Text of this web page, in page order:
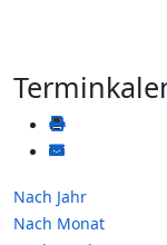
Nach Jahr
Nach Monat